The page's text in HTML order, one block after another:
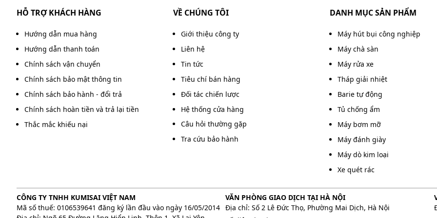
Thay phớt máy bơm rửa xe cao áp chuẩn kỹ thuật
Sử dụng kìm nhọn để tháo phớt cũ ra khỏi vị trí lắp đặt.
HỖ TRỢ KHÁCH HÀNG
Hướng dẫn mua hàng
Hướng dẫn thanh toán
Chính sách vận chuyển
Chính sách bảo mật thông tin
Chính sách bảo hành - đổi trả
Chính sách hoàn tiền và trả lại tiền
Thắc mắc khiếu nại
VỀ CHÚNG TÔI
Giới thiệu công ty
Liên hệ
Tin tức
Tiêu chí bán hàng
Đối tác chiến lược
Hệ thống cửa hàng
Câu hỏi thường gặp
Tra cứu bảo hành
DANH MỤC SẢN PHẨM
Máy hút bụi công nghiệp
Máy chà sàn
Máy rửa xe
Tháp giải nhiệt
Barie tự động
Tủ chống ẩm
Máy bơm mỡ
Máy đánh giày
Máy dò kim loại
Xe quét rác
CÔNG TY TNHH KUMISAI VIỆT NAM
Mã số thuế: 0106539641 đăng ký lần đầu vào ngày 16/05/2014
VĂN PHÒNG GIAO DỊCH TẠI HÀ NỘI
Địa chỉ: Số 2 Lê Đức Thọ, Phường Mai Dịch, Hà Nội